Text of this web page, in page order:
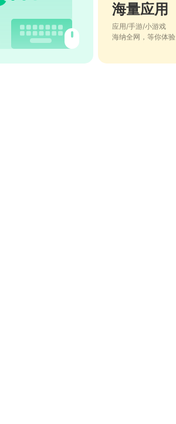
海量应用
应用/手游/小游戏
海纳全网，等你体验